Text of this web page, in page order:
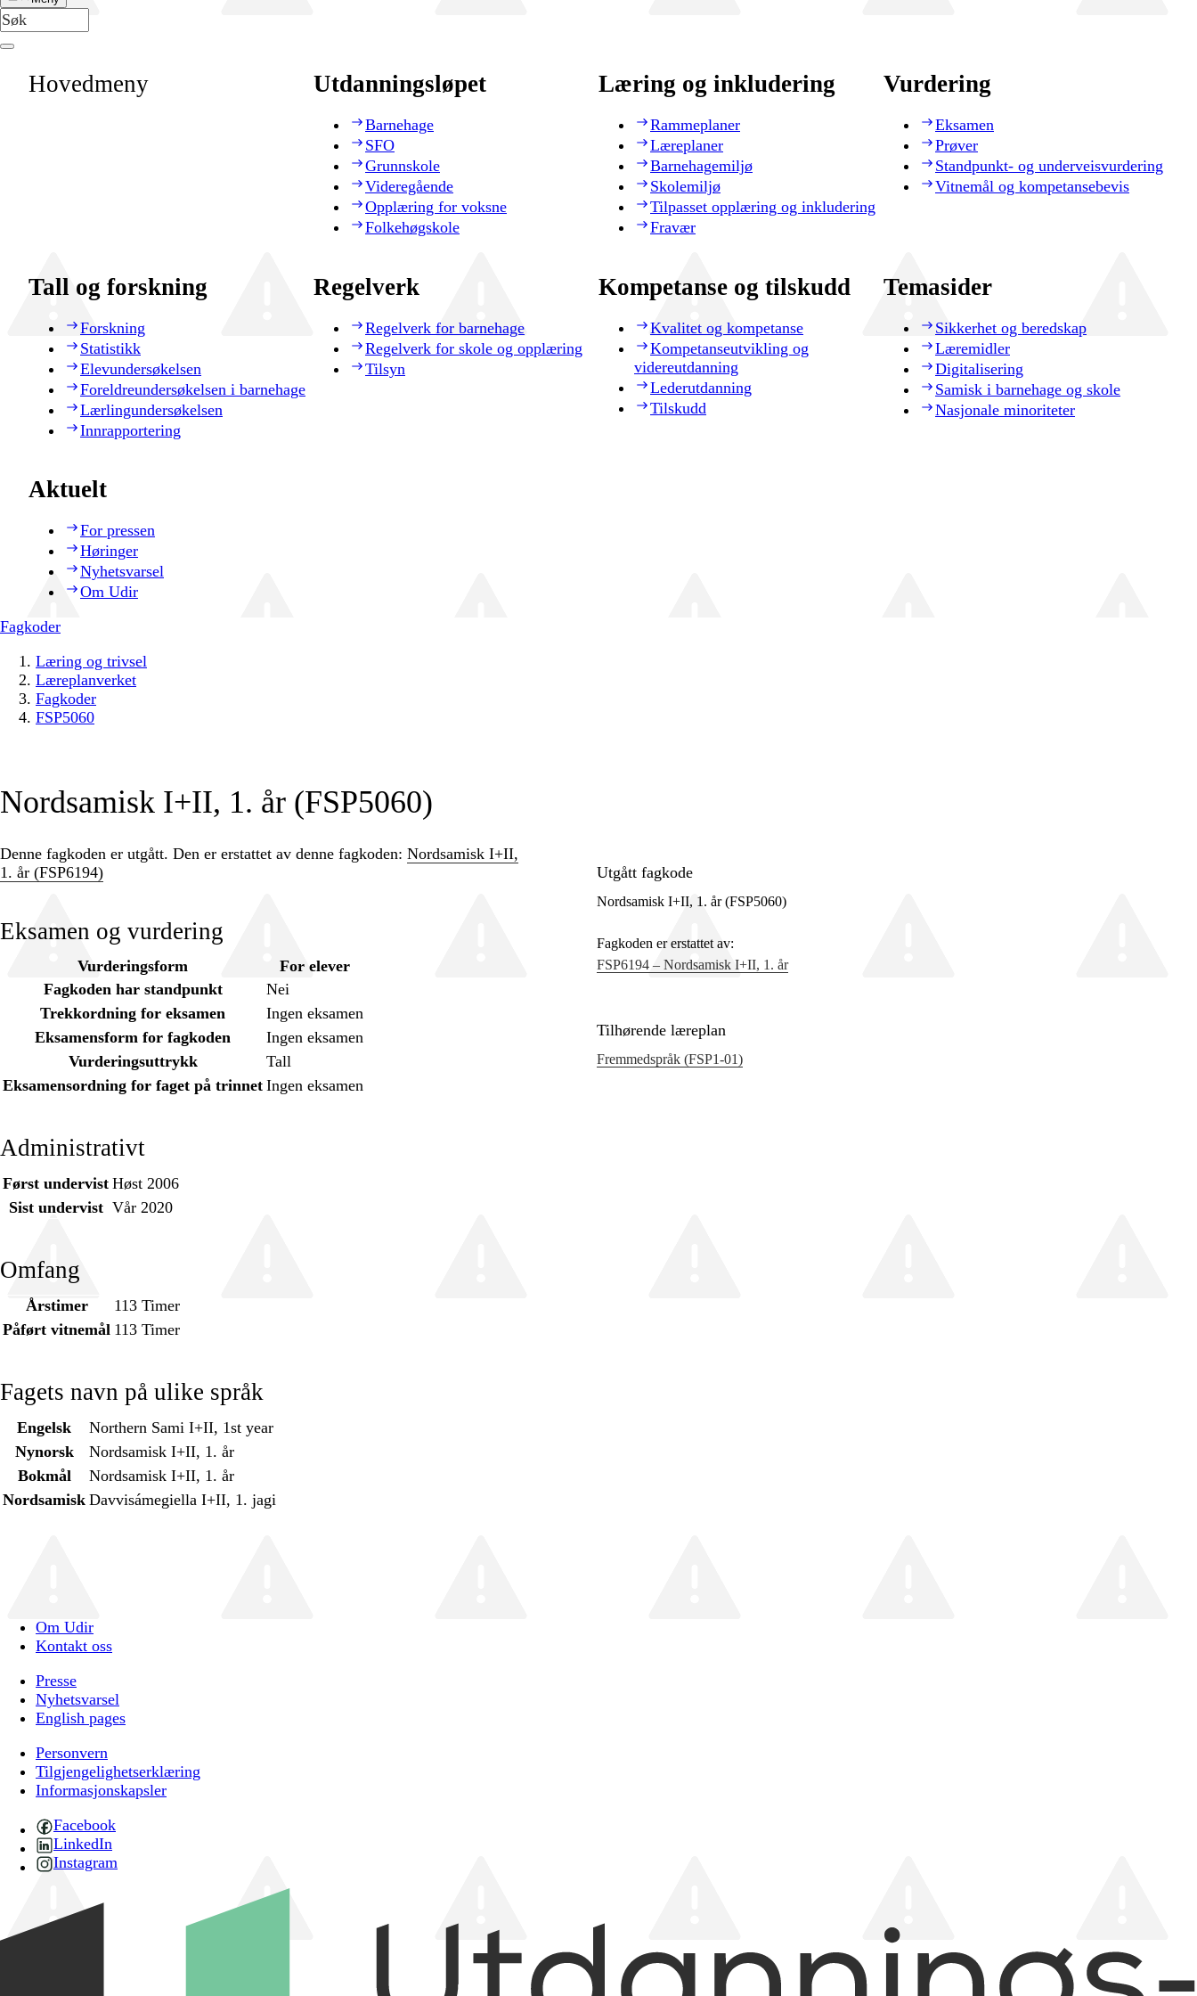
Hovedmeny Utdanningsløpet
Barnehage
SFO
Grunnskole
Videregående
Opplæring for voksne
Folkehøgskole
Læring og inkludering
Rammeplaner
Læreplaner
Barnehagemiljø
Skolemiljø
Tilpasset opplæring og inkludering
Fravær
Vurdering
Eksamen
Prøver
Standpunkt- og underveisvurdering
Vitnemål og kompetansebevis
Tall og forskning
Forskning
Statistikk
Elevundersøkelsen
Foreldreundersøkelsen i barnehage
Lærlingundersøkelsen
Innrapportering
Regelverk
Regelverk for barnehage
Regelverk for skole og opplæring
Tilsyn
Kompetanse og tilskudd
Kvalitet og kompetanse
Kompetanseutvikling og
videreutdanning
Lederutdanning
Tilskudd
Temasider
Sikkerhet og beredskap
Læremidler
Digitalisering
Samisk i barnehage og skole
Nasjonale minoriteter
Aktuelt
For pressen
Høringer
Nyhetsvarsel
Om Udir
Fagkoder
Læring og trivsel
Læreplanverket
Fagkoder
FSP5060
Nordsamisk I+II, 1. år (FSP5060)
Denne fagkoden er utgått. Den er erstattet av denne fagkoden: Nordsamisk I+II,
1. år (FSP6194)
Eksamen og vurdering
Vurderingsform
For elever
Fagkoden har standpunkt
Nei
Trekkordning for eksamen
Ingen eksamen
Eksamensform for fagkoden
Ingen eksamen
Vurderingsuttrykk
Tall
Eksamensordning for faget på trinnet Ingen eksamen
Administrativt
Først undervist Høst 2006
Sist undervist Vår 2020
Omfang
Årstimer
113 Timer
Påført vitnemål 113 Timer
Fagets navn på ulike språk
Engelsk
Northern Sami I+II, 1st year
Nynorsk
Nordsamisk I+II, 1. år
Bokmål
Nordsamisk I+II, 1. år
Nordsamisk Davvisámegiella I+II, 1. jagi
Utgått fagkode
Nordsamisk I+II, 1. år (FSP5060)
Fagkoden er erstattet av:
FSP6194 – Nordsamisk I+II, 1. år
Tilhørende læreplan
Fremmedspråk (FSP1‑01)
Om Udir
Kontakt oss
Presse
Nyhetsvarsel
English pages
Personvern
Tilgjengelighetserklæring
Informasjonskapsler
Facebook
LinkedIn
Instagram